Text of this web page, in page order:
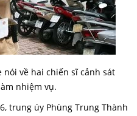
nói về hai chiến sĩ cảnh sát
nhiệm vụ.
trung úy Phùng Trung Thành